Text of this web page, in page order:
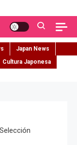
Japan News
Cultura Japonesa